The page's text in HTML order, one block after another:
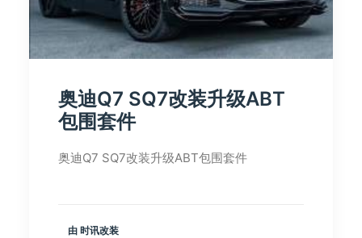
奥迪Q7 SQ7改装升级ABT
包围套件
奥迪Q7 SQ7改装升级ABT包围套件
由 时讯改装